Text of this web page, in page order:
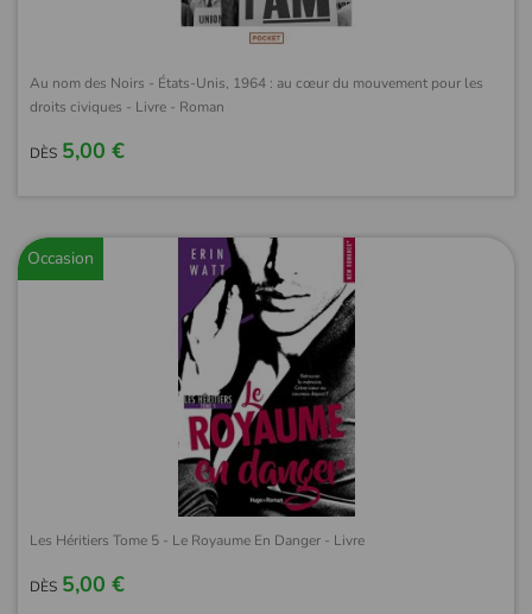
Au nom des Noirs - États-Unis, 1964 : au cœur du mouvement pour les
droits civiques - Livre - Roman
DÈS 5,00 €
Occasion
Les Héritiers Tome 5 - Le Royaume En Danger - Livre
DÈS 5,00 €